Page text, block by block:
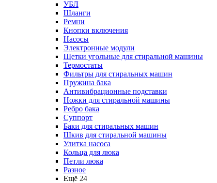
УБЛ
Шланги
Ремни
Кнопки включения
Насосы
Электронные модули
Щетки угольные для стиральной машины
Термостаты
Фильтры для стиральных машин
Пружина бака
Антивибрационные подставки
Ножки для стиральной машины
Ребро бака
Суппорт
Баки для стиральных машин
Шкив для стиральной машины
Улитка насоса
Кольца для люка
Петли люка
Разное
Ещё 24